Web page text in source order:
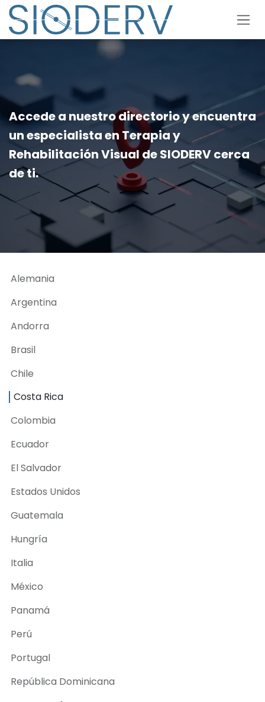
Ir al contenido
Accede a nuestro directorio y encuentra
un especialista en Terapia y
Rehabilitación Visual de SIODERV cerca
de ti.
Alemania
Argentina
Andorra
Brasil
Chile
Costa Rica
Colombia
Ecuador
El Salvador
Estados Unidos
Guatemala
Hungría
Italia
México
Panamá
Perú
Portugal
República Dominicana